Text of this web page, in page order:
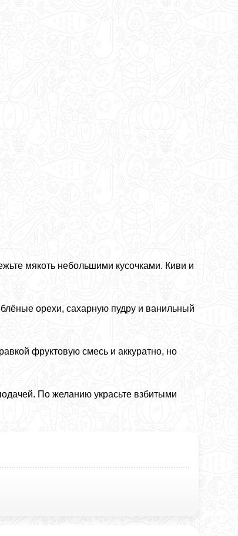
мякоть небольшими кусочками. Киви и
орехи, сахарную пудру и ванильный
фруктовую смесь и аккуратно, но
По желанию украсьте взбитыми